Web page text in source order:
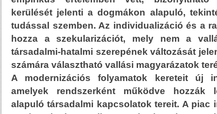
kerülését jelenti a dogmákon alapuló,
tudással szemben. Az individualizáció és a
hozza a szekularizációt, mely nem a
társadalmi-hatalmi szerepének változását
számára választható vallási magyarázatok
A modernizációs folyamatok kereteit új
amelyek rendszerként működve hozzák
alapuló társadalmi kapcsolatok tereit. A piac